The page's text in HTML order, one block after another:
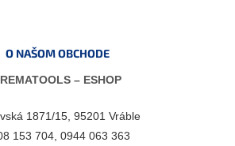
O NAŠOM OBCHODE
– ESHOP
1871/15, 95201 Vráble
153 704, 0944 063 363